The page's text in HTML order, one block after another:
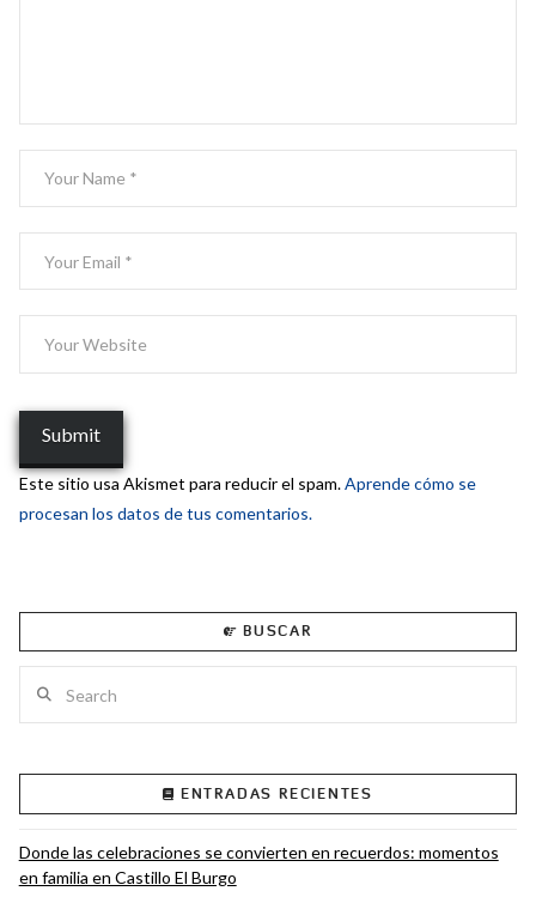
Este sitio usa Akismet para reducir el spam.Aprende cómo se
procesan los datos de tus comentarios.
BUSCAR
ENTRADAS RECIENTES
Donde las celebraciones se convierten en recuerdos: momentos
en familia en Castillo El Burgo